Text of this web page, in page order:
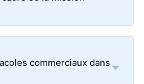
commerciaux dans